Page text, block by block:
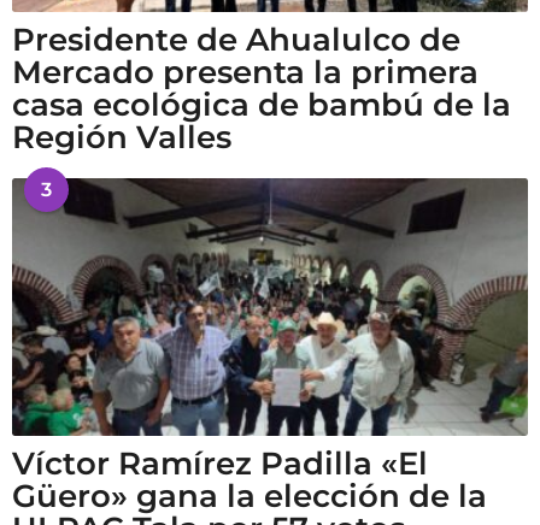
Presidente de Ahualulco de
Mercado presenta la primera
casa ecológica de bambú de la
Región Valles
3
Víctor Ramírez Padilla «El
Güero» gana la elección de la